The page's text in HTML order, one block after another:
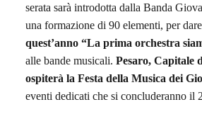
serata sarà introdotta dalla Banda
una formazione di 90 elementi, per
quest’anno “La prima orchestra
alle bande musicali. Pesaro, Capitale
ospiterà la Festa della Musica dei
eventi dedicati che si concluderanno il